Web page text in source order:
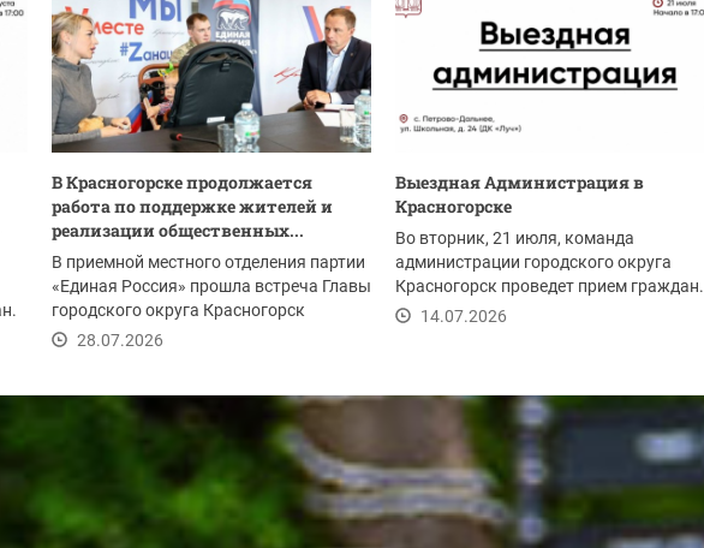
В Красногорске продолжается
работа по поддержке жителей и
реализации общественных...
В приемной местного отделения партии
«Единая Россия» прошла встреча Главы
городского округа Красногорск
Дмитрия...
28.07.2026
Выездная Администрация в
Красногорске
Во вторник, 21 июля, команда
администрации городского округа
Красногорск проведет прием граждан.
Начало в 17:00.
14.07.2026